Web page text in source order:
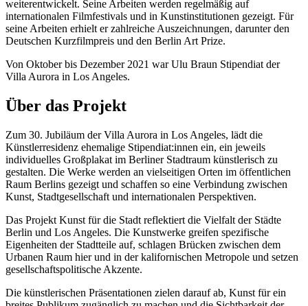
weiterentwickelt. Seine Arbeiten werden regelmäßig auf
internationalen Filmfestivals und in Kunstinstitutionen gezeigt. Für
seine Arbeiten erhielt er zahlreiche Auszeichnungen, darunter den
Deutschen Kurzfilmpreis und den Berlin Art Prize.
Von Oktober bis Dezember 2021 war Ulu Braun Stipendiat der
Villa Aurora in Los Angeles.
Über das Projekt
Zum 30. Jubiläum der Villa Aurora in Los Angeles, lädt die
Künstlerresidenz ehemalige Stipendiat:innen ein, ein jeweils
individuelles Großplakat im Berliner Stadtraum künstlerisch zu
gestalten. Die Werke werden an vielseitigen Orten im öffentlichen
Raum Berlins gezeigt und schaffen so eine Verbindung zwischen
Kunst, Stadtgesellschaft und internationalen Perspektiven.
Das Projekt Kunst für die Stadt reflektiert die Vielfalt der Städte
Berlin und Los Angeles. Die Kunstwerke greifen spezifische
Eigenheiten der Stadtteile auf, schlagen Brücken zwischen dem
Urbanen Raum hier und in der kalifornischen Metropole und setzen
gesellschaftspolitische Akzente.
Die künstlerischen Präsentationen zielen darauf ab, Kunst für ein